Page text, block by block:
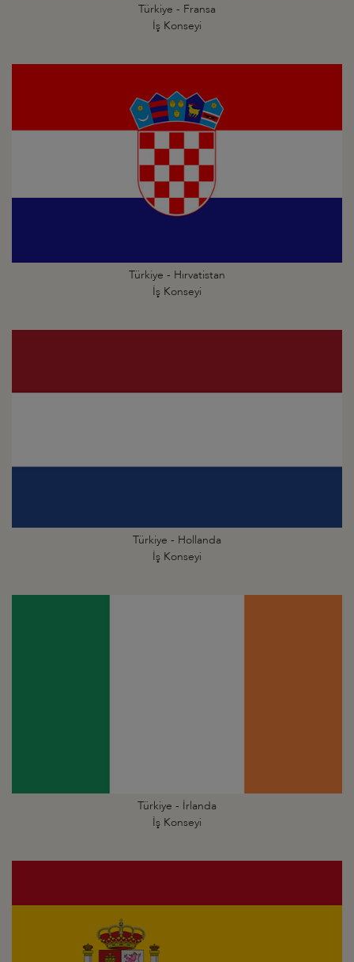
Türkiye - Fransa
İş Konseyi
Türkiye - Hırvatistan
İş Konseyi
Türkiye - Hollanda
İş Konseyi
Türkiye - İrlanda
İş Konseyi